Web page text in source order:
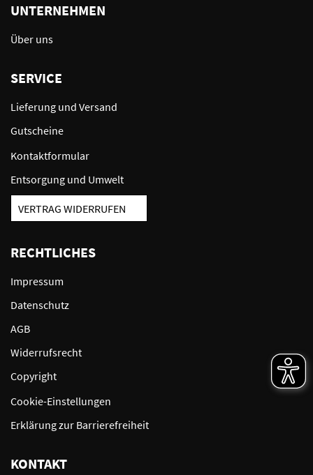
UNTERNEHMEN
Über uns
SERVICE
Lieferung und Versand
Gutscheine
Kontaktformular
Entsorgung und Umwelt
VERTRAG WIDERRUFEN
RECHTLICHES
Impressum
Datenschutz
AGB
Widerrufsrecht
Copyright
Cookie-Einstellungen
Erklärung zur Barrierefreiheit
KONTAKT